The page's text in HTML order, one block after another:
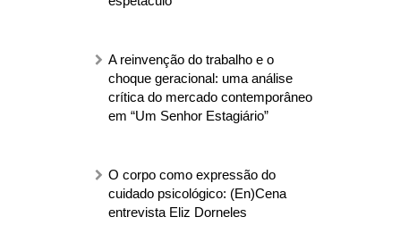
A reinvenção do trabalho e o
choque geracional: uma análise
crítica do mercado contemporâneo
em “Um Senhor Estagiário”
O corpo como expressão do
cuidado psicológico: (En)Cena
entrevista Eliz Dorneles